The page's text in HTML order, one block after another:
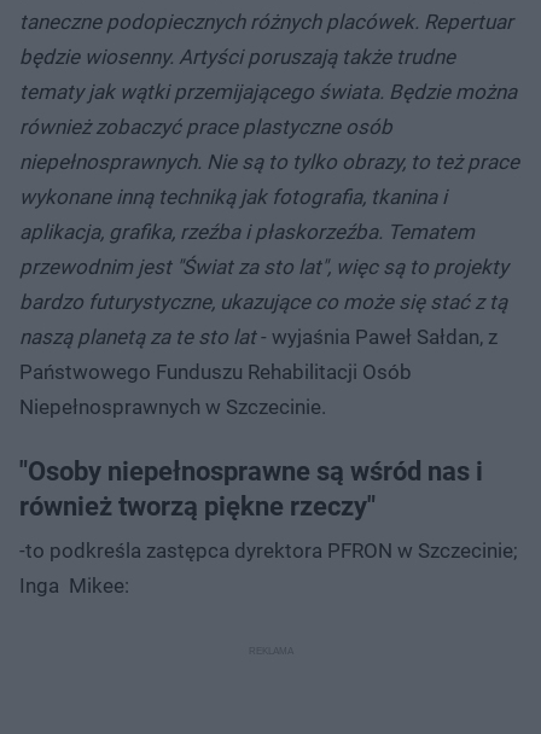
taneczne podopiecznych różnych placówek. Repertuar
będzie wiosenny. Artyści poruszają także trudne
tematy jak wątki przemijającego świata. Będzie można
również zobaczyć prace plastyczne osób
niepełnosprawnych. Nie są to tylko obrazy, to też prace
wykonane inną techniką jak fotografia, tkanina i
aplikacja, grafika, rzeźba i płaskorzeźba. Tematem
przewodnim jest "Świat za sto lat", więc są to projekty
bardzo futurystyczne, ukazujące co może się stać z tą
naszą planetą za te sto lat- wyjaśnia Paweł Sałdan, z
Państwowego Funduszu Rehabilitacji Osób
Niepełnosprawnych w Szczecinie.
"Osoby niepełnosprawne są wśród nas i
również tworzą piękne rzeczy"
-to podkreśla zastępca dyrektora PFRON w Szczecinie;
Inga Mikee: